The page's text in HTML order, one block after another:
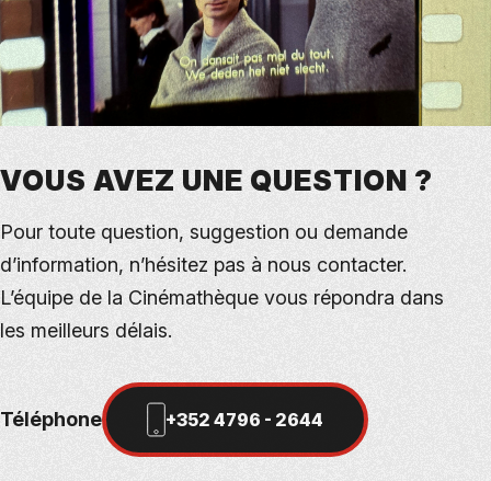
VOUS AVEZ UNE QUESTION ?
Pour toute question, suggestion ou demande
d’information, n’hésitez pas à nous contacter.
L’équipe de la Cinémathèque vous répondra dans
les meilleurs délais.
Téléphone +352 4796 - 2644